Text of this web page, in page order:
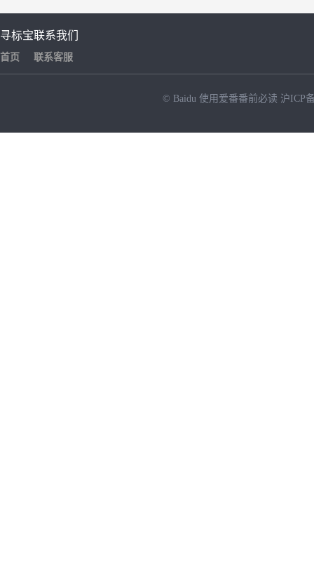
寻标宝
首页
联系我们
联系客服
© Baidu 使用爱番番前必读 沪ICP